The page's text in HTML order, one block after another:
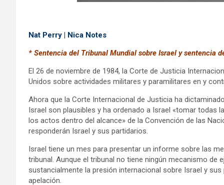
Nat Perry | Nica Notes
* Sentencia del Tribunal Mundial sobre Israel y sentencia
El 26 de noviembre de 1984, la Corte de Justicia
Unidos sobre actividades militares y paramilitares en y
Ahora que la Corte Internacional de Justicia ha
Israel son plausibles y ha ordenado a Israel «tomar
los actos dentro del alcance» de la Convención de las
responderán Israel y sus partidarios.
Israel tiene un mes para presentar un informe sobre las
tribunal. Aunque el tribunal no tiene ningún mecanismo
sustancialmente la presión internacional sobre Israel y
apelación.